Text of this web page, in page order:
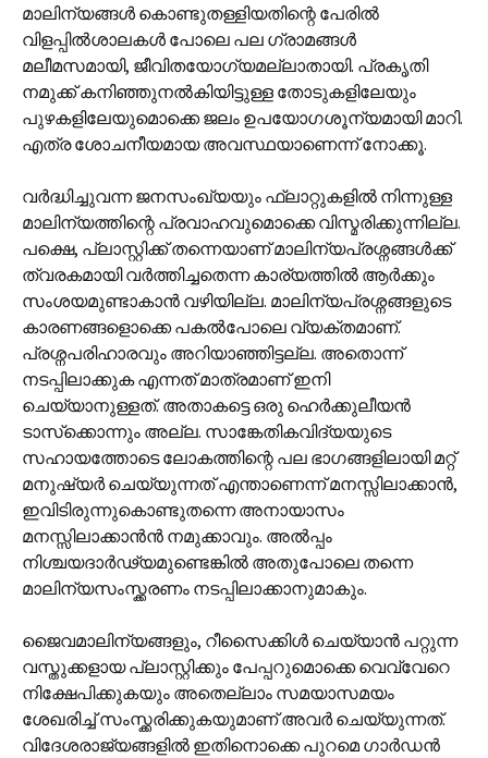
മാലിന്യങ്ങള്‍ കൊണ്ടുതള്ളിയതിന്റെ പേരില്‍
വിളപ്പില്‍ശാലകള്‍ പോലെ പല ഗ്രാമങ്ങള്‍
മലീമസമായി, ജീവിതയോഗ്യമല്ലാതായി. പ്രകൃതി
നമുക്ക് കനിഞ്ഞുനല്‍കിയിട്ടുള്ള തോടുകളിലേയും
പുഴകളിലേയുമൊക്കെ ജലം ഉപയോഗശൂന്യമായി മാറി.
എത്ര ശോചനീയമായ അവസ്ഥയാണെന്ന് നോക്കൂ.
വര്‍ദ്ധിച്ചുവന്ന ജനസംഖ്യയും ഫ്ലാറ്റുകളില്‍ നിന്നുള്ള
മാലിന്യത്തിന്റെ പ്രവാഹവുമൊക്കെ വിസ്മരിക്കുന്നില്ല.
പക്ഷെ, പ്ലാസ്റ്റിക്ക് തന്നെയാണ് മാലിന്യപ്രശ്നങ്ങള്‍ക്ക്
ത്വരകമായി വര്‍ത്തിച്ചതെന്ന കാര്യത്തില്‍ ആര്‍ക്കും
സംശയമുണ്ടാകാന്‍ വഴിയില്ല. മാലിന്യപ്രശ്നങ്ങളുടെ
കാരണങ്ങളൊക്കെ പകല്‍പോലെ വ്യക്തമാണ്.
പ്രശ്നപരിഹാരവും അറിയാഞ്ഞിട്ടല്ല. അതൊന്ന്
നടപ്പിലാക്കുക എന്നത് മാത്രമാണ് ഇനി
ചെയ്യാനുള്ളത്. അതാകട്ടെ ഒരു ഹെര്‍ക്കുലീയന്‍
ടാസ്‌ക്കൊന്നും അല്ല. സാങ്കേതികവിദ്യയുടെ
സഹായത്തോടെ ലോകത്തിന്റെ പല ഭാഗങ്ങളിലായി മറ്റ്
മനുഷ്യര്‍ ചെയ്യുന്നത് എന്താണെന്ന് മനസ്സിലാക്കാന്‍,
ഇവിടിരുന്നുകൊണ്ടുതന്നെ അനായാസം
മനസ്സിലാക്കാൻന്‍ നമുക്കാവും. അല്‍പ്പം
നിശ്ചയദാര്‍ഢ്യമുണ്ടെങ്കില്‍ അതുപോലെ തന്നെ
മാലിന്യസംസ്ക്കരണം നടപ്പിലാക്കാനുമാകും.
ജൈവമാലിന്യങ്ങളും, റീസൈക്കിള്‍ ചെയ്യാന്‍ പറ്റുന്ന
വസ്തുക്കളായ പ്ലാസ്റ്റിക്കും പേപ്പറുമൊക്കെ വെവ്വേറെ
നിക്ഷേപിക്കുകയും അതെല്ലാം സമയാസമയം
ശേഖരിച്ച് സംസ്ക്കരിക്കുകയുമാണ് അവര്‍ ചെയ്യുന്നത്.
വിദേശരാജ്യങ്ങളില്‍ ഇതിനൊക്കെ പുറമെ ഗാര്‍ഡന്‍